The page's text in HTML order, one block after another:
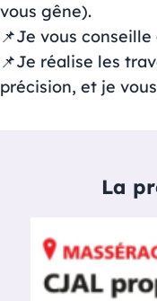
vous gêne).
📌Je vous
📌Je réalise les
précision, et je
La